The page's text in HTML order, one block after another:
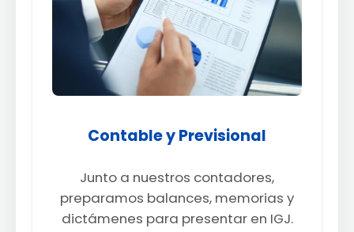
Contable y Previsional
Junto a nuestros contadores,
preparamos balances, memorias y
dictámenes para presentar en IGJ.